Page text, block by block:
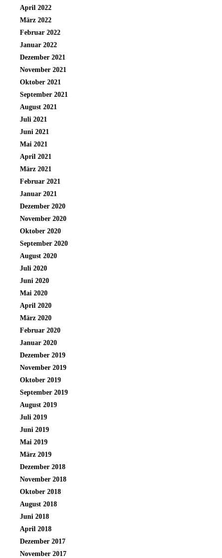
April 2022
März 2022
Februar 2022
Januar 2022
Dezember 2021
November 2021
Oktober 2021
September 2021
August 2021
Juli 2021
Juni 2021
Mai 2021
April 2021
März 2021
Februar 2021
Januar 2021
Dezember 2020
November 2020
Oktober 2020
September 2020
August 2020
Juli 2020
Juni 2020
Mai 2020
April 2020
März 2020
Februar 2020
Januar 2020
Dezember 2019
November 2019
Oktober 2019
September 2019
August 2019
Juli 2019
Juni 2019
Mai 2019
März 2019
Dezember 2018
November 2018
Oktober 2018
August 2018
Juni 2018
April 2018
Dezember 2017
November 2017